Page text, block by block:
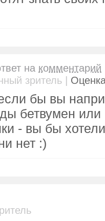
на комментарий
зритель |
бы вы
бетвумен или
- вы бы
нет :)